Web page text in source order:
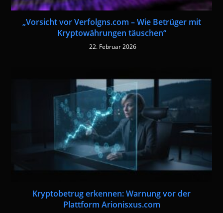
„Vorsicht vor Verfolgns.com – Wie Betrüger mit
Kryptowährungen täuschen“
22. Februar 2026
Kryptobetrug erkennen: Warnung vor der
Plattform Arionisxus.com